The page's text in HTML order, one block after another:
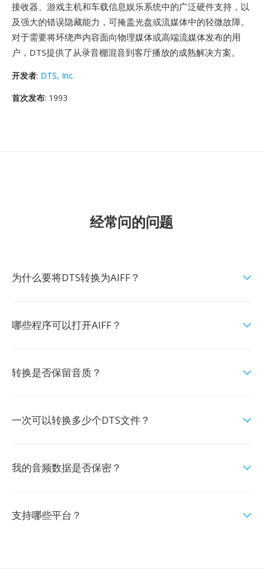
接收器、游戏主机和车载信息娱乐系统中的广泛硬件支持，以
及强大的错误隐藏能力，可掩盖光盘或流媒体中的轻微故障。
对于需要将环绕声内容面向物理媒体或高端流媒体发布的用
户，DTS提供了从录音棚混音到客厅播放的成熟解决方案。
开发者: DTS, Inc.
首次发布: 1993
经常问的问题
为什么要将DTS转换为AIFF？
哪些程序可以打开AIFF？
转换是否保留音质？
一次可以转换多少个DTS文件？
我的音频数据是否保密？
支持哪些平台？